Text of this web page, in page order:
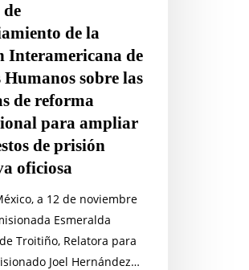
de la
Interamericana de
Humanos sobre las
de reforma
para ampliar
de prisión
oficiosa
a 12 de noviembre
Esmeralda
Troitiño, Relatora para
Joel Hernández…